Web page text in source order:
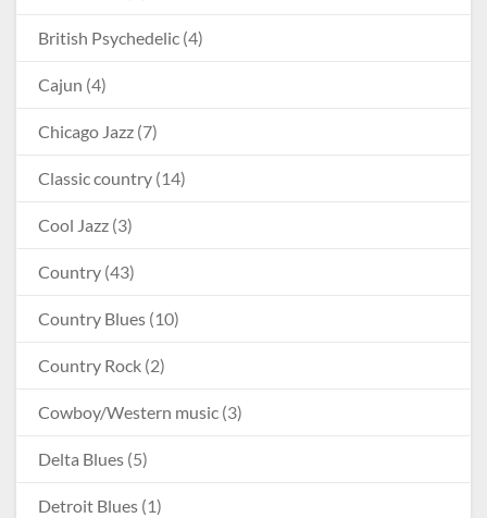
British Psychedelic (4)
Cajun (4)
Chicago Jazz (7)
Classic country (14)
Cool Jazz (3)
Country (43)
Country Blues (10)
Country Rock (2)
Cowboy/Western music (3)
Delta Blues (5)
Detroit Blues (1)